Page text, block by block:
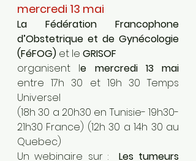
mercredi 13 mai
La Fédération Francophone
d’Obstetrique et de Gynécologie
(FéFOG) et le GRISOF
organisent l
entre 17h 30 et 19h 30 Temps
Universel
(18h 30 a 20h30 en Tunisie- 19h30-
21h30 France) (12h 30 a 14h 30 au
Quebec)
Un webinaire sur : Les tumeurs